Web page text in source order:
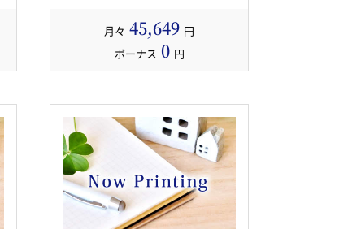
月々 45,649 円
ボーナス 0 円